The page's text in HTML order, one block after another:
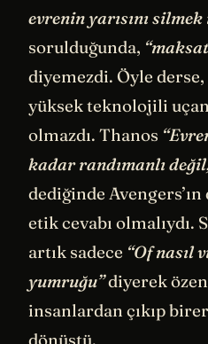
evrenin yarısını
sorulduğunda,
diyemezdi. Öyle
yüksek teknolojili
olmazdı. Thanos
kadar randımanlı
dediğinde
etik cevabı
artık sadece “Of nasıl
yumruğu”diyerek
insanlardan çıkıp
dönüştü.